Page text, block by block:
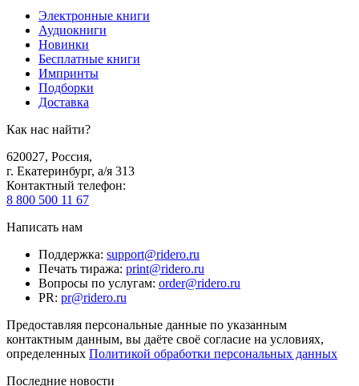
Электронные книги
Аудиокниги
Новинки
Бесплатные книги
Импринты
Подборки
Доставка
Как нас найти?
620027, Россия,
г. Екатеринбург, а/я 313
Контактный телефон:
8 800 500 11 67
Написать нам
Поддержка: support@ridero.ru
Печать тиража: print@ridero.ru
Вопросы по услугам: order@ridero.ru
PR: pr@ridero.ru
Предоставляя персональные данные по указанным
контактным данным, вы даёте своё согласие на условиях,
определенных Политикой обработки персональных данных
Последние новости